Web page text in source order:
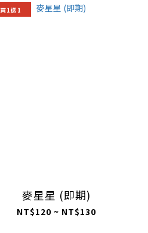
買1送1
麥星星 (即期)
NT$120 ~ NT$130